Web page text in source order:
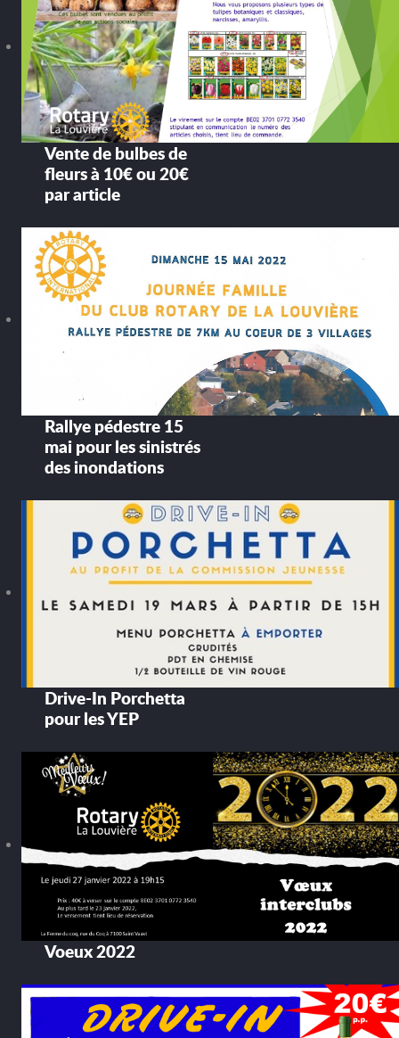
Vente de bulbes de
fleurs à 10€ ou 20€
par article
Rallye pédestre 15
mai pour les sinistrés
des inondations
Drive-In Porchetta
pour les YEP
Voeux 2022